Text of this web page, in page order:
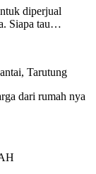
diperjual
Siapa tau…
Tarutung
dari rumah nya